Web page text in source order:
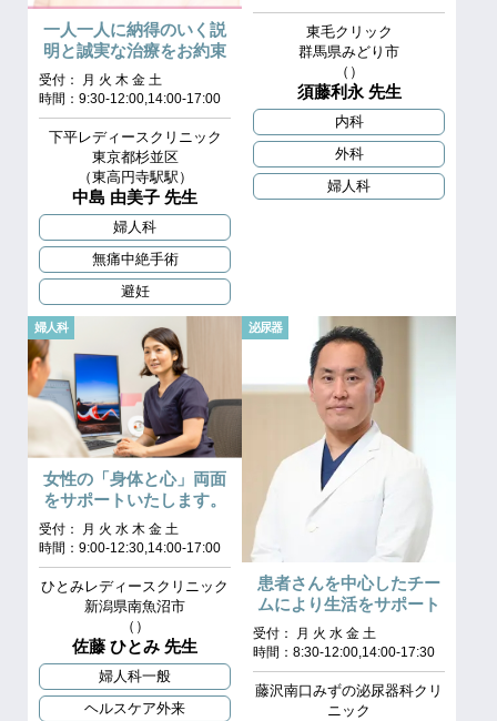
一人一人に納得のいく説
明と誠実な治療をお約束
受付： 月 火 木 金 土
時間：9:30-12:00,14:00-17:00
下平レディースクリニック
東京都杉並区
（東高円寺駅駅）
中島 由美子 先生
婦人科
無痛中絶手術
避妊
東毛クリック
群馬県みどり市
（）
須藤利永 先生
内科
外科
婦人科
婦人科
女性の「身体と心」両面
をサポートいたします。
受付： 月 火 水 木 金 土
時間：9:00-12:30,14:00-17:00
ひとみレディースクリニック
新潟県南魚沼市
（）
佐藤 ひとみ 先生
婦人科一般
ヘルスケア外来
泌尿器
患者さんを中心したチー
ムにより生活をサポート
受付： 月 火 水 金 土
時間：8:30-12:00,14:00-17:30
藤沢南口みずの泌尿器科クリ
ニック